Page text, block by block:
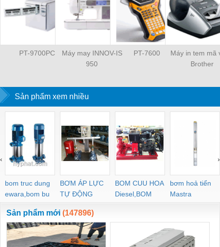
PT-9700PC
Máy may INNOV-IS
950
PT-7600
Máy in tem mã
Brother
Sản phẩm xem nhiều
bom truc dung
ewara,bom bu
ewara
BƠM ÁP LỰC
TỰ ĐỘNG
BOM CUU HOA
Diesel,BOM
CHUA CHAY
bơm hoả tiển
Mastra
‹ ›
Sản phẩm mới (147896)